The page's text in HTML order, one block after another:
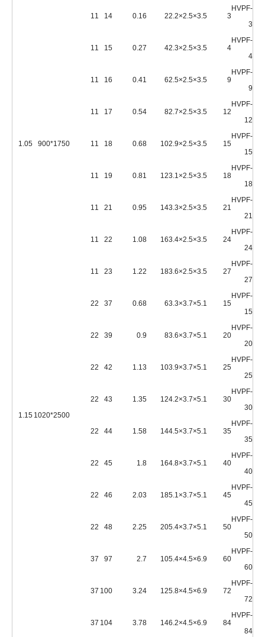
HVPF-
3
3
3.5×2.5×2.2
2
0.16
14
11
1750*900
1.05
HVPF-
4
4
3.5×2.5×2.3
4
0.27
15
11
HVPF-
9
9
3.5×2.5×2.5
6
0.41
16
11
HVPF-
12
12
3.5×2.5×2.7
8
0.54
17
11
HVPF-
15
15
3.5×2.5×2.9
10
0.68
18
11
HVPF-
18
18
3.5×2.5×3.1
12
0.81
19
11
HVPF-
21
21
3.5×2.5×3.3
14
0.95
21
11
HVPF-
24
24
3.5×2.5×3.4
16
1.08
22
11
HVPF-
27
27
3.5×2.5×3.6
18
1.22
23
11
HVPF-
15
15
5.1×3.7×3.3
6
0.68
37
22
2500*1020
1.15
HVPF-
20
20
5.1×3.7×3.6
8
0.9
39
22
HVPF-
25
25
5.1×3.7×3.9
10
1.13
42
22
HVPF-
30
30
5.1×3.7×4.2
12
1.35
43
22
HVPF-
35
35
5.1×3.7×4.5
14
1.58
44
22
HVPF-
40
40
5.1×3.7×4.8
16
1.8
45
22
HVPF-
45
45
5.1×3.7×5.1
18
2.03
46
22
HVPF-
50
50
5.1×3.7×5.4
20
2.25
48
22
HVPF-
60
60
6.9×4.5×5.4
10
2.7
97
37
HVPF-
72
72
6.9×4.5×5.8
12
3.24
100
37
HVPF-
84
84
6.9×4.5×6.2
14
3.78
104
37